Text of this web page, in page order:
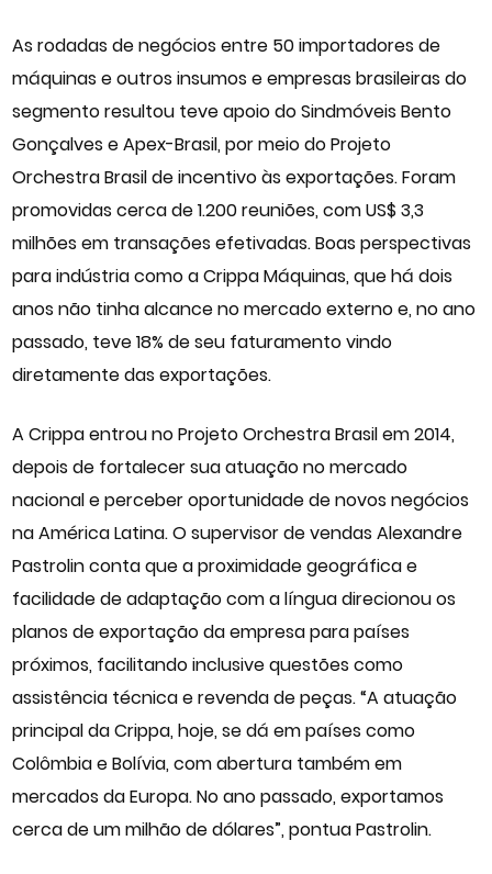
As rodadas de negócios entre 50 importadores de
máquinas e outros insumos e empresas brasileiras do
segmento resultou teve apoio do Sindmóveis Bento
Gonçalves e Apex-Brasil, por meio do Projeto
Orchestra Brasil de incentivo às exportações. Foram
promovidas cerca de 1.200 reuniões, com US$ 3,3
milhões em transações efetivadas. Boas perspectivas
para indústria como a Crippa Máquinas, que há dois
anos não tinha alcance no mercado externo e, no ano
passado, teve 18% de seu faturamento vindo
diretamente das exportações.
A Crippa entrou no Projeto Orchestra Brasil em 2014,
depois de fortalecer sua atuação no mercado
nacional e perceber oportunidade de novos negócios
na América Latina. O supervisor de vendas Alexandre
Pastrolin conta que a proximidade geográfica e
facilidade de adaptação com a língua direcionou os
planos de exportação da empresa para países
próximos, facilitando inclusive questões como
assistência técnica e revenda de peças. “A atuação
principal da Crippa, hoje, se dá em países como
Colômbia e Bolívia, com abertura também em
mercados da Europa. No ano passado, exportamos
cerca de um milhão de dólares”, pontua Pastrolin.